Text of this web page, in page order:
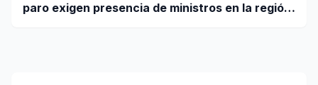
paro exigen presencia de ministros en la región